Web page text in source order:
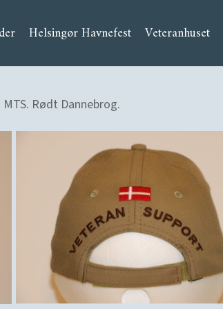
Helsingør Havnefest Veteranhuset
Rødt Dannebrog.